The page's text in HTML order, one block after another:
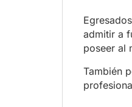
admitir a
poseer al
También